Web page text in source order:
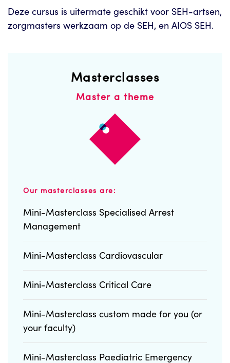
Deze cursus is uitermate geschikt voor SEH-artsen,
zorgmasters werkzaam op de SEH, en AIOS SEH.
Masterclasses
Master a theme
Our masterclasses are:
Mini-Masterclass Specialised Arrest
Management
Mini-Masterclass Cardiovascular
Mini-Masterclass Critical Care
Mini-Masterclass custom made for you (or
your faculty)
Mini-Masterclass Paediatric Emergency